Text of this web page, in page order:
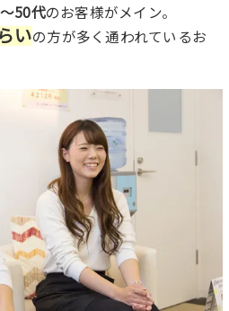
50代のお客様がメイン。
いの方が多く通われているお